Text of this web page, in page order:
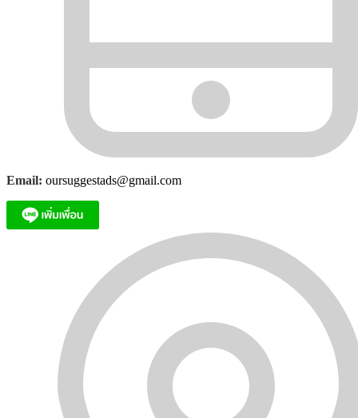
Email: oursuggestads@gmail.com